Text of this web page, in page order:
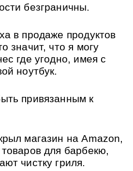
безграничны.
в продаже продуктов
значит, что я могу
где угодно, имея с
ноутбук.
привязанным к
магазин на Amazon,
для барбекю,
чистку гриля.